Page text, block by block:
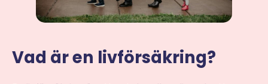
Vad är en livförsäkring?